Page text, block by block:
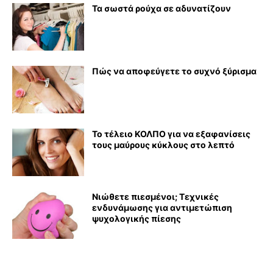
Τα σωστά ρούχα σε αδυνατίζουν
Πώς να αποφεύγετε το συχνό ξύρισμα
Το τέλειο ΚΟΛΠΟ για να εξαφανίσεις
τους μαύρους κύκλους στο λεπτό
Νιώθετε πιεσμένοι; Τεχνικές
ενδυνάμωσης για αντιμετώπιση
ψυχολογικής πίεσης